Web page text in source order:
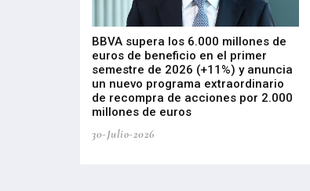
BBVA supera los 6.000 millones de
euros de beneficio en el primer
semestre de 2026 (+11%) y anuncia
un nuevo programa extraordinario
de recompra de acciones por 2.000
millones de euros
30-Julio-2026